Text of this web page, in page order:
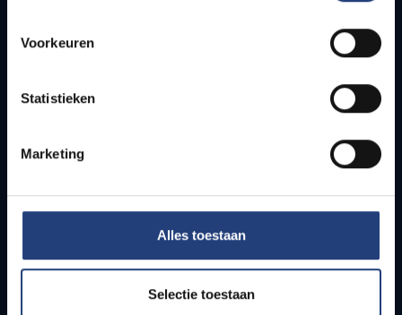
Voorkeuren
Statistieken
Marketing
Alles toestaan
Selectie toestaan
How to get to the VUB campuses
Students
PhD students